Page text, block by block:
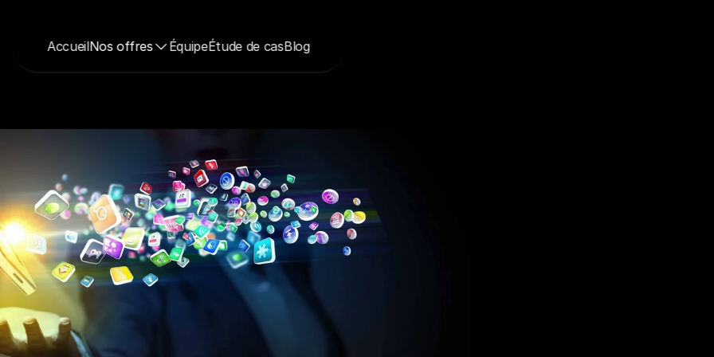
AccueilNos offres ÉquipeÉtude de casBlog